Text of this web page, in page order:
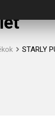
STARLY